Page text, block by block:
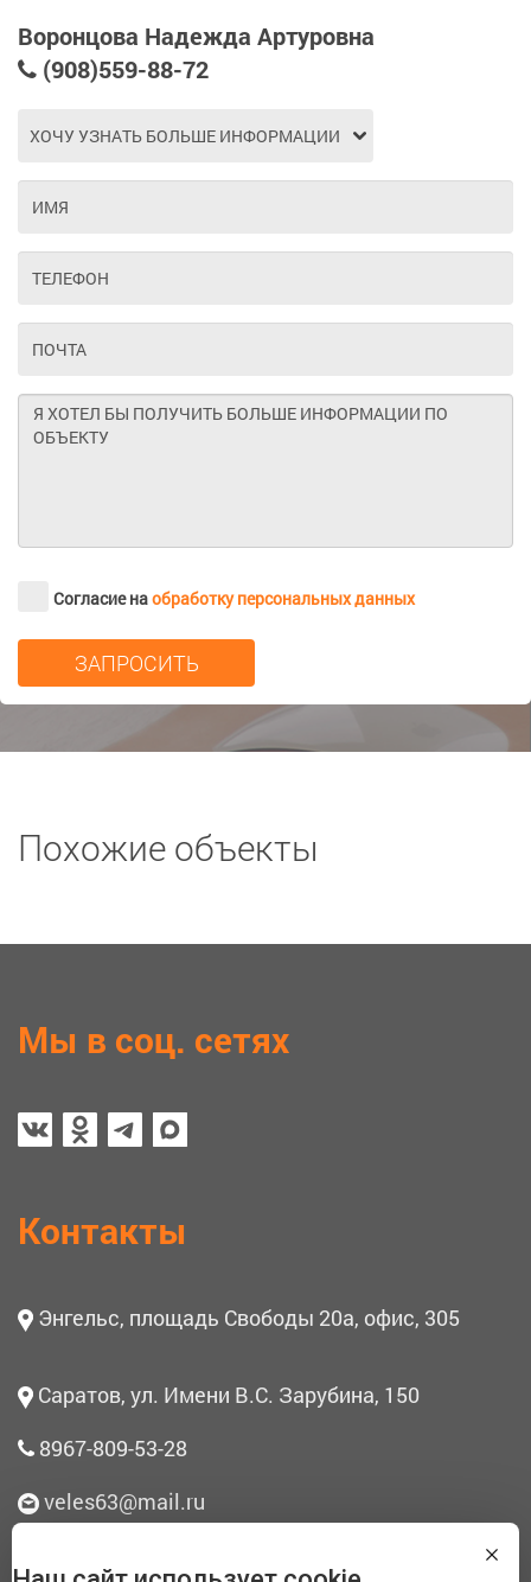
Воронцова Надежда Артуровна
(908)559-88-72
Согласие наобработку персональных данных
Похожие объекты
Мы в соц. сетях
Контакты
Энгельс, площадь Свободы 20а, офис, 305
Саратов, ул. Имени В.С. Зарубина, 150
8967-809-53-28
veles63@mail.ru